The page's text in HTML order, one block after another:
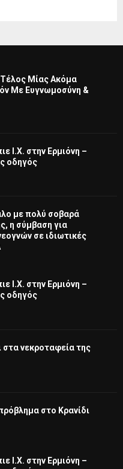
Μίας Ακόμα
Με Ευγνωμοσύνη &
Ι.Χ. στην Ερμιόνη –
οδηγός
με πολύ σοβαρά
η σύμβαση για
σε ιδιωτικές
Ι.Χ. στην Ερμιόνη –
οδηγός
στα νεκροταφεία της
στο Κρανίδι
Ι.Χ. στην Ερμιόνη –